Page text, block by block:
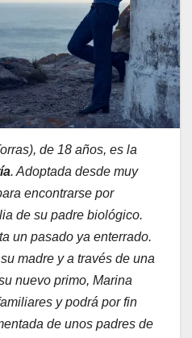
de 18 años, es la
. Adoptada desde muy
encontrarse por
de su padre biológico.
un pasado ya enterrado.
madre y a través de una
nuevo primo, Marina
y podrá por fin
de unos padres de